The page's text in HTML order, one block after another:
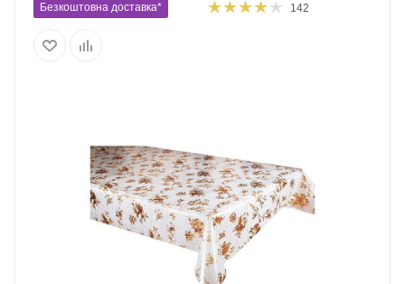
Безкоштовна доставка* 142